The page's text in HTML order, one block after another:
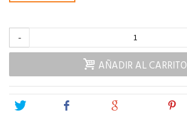
-
AÑADIR AL CARRITO
Tweet